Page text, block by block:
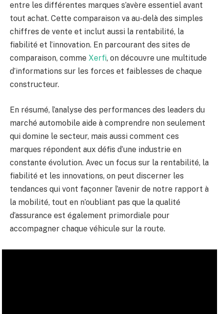
entre les différentes marques s’avère essentiel avant
tout achat. Cette comparaison va au-delà des simples
chiffres de vente et inclut aussi la rentabilité, la
fiabilité et l’innovation. En parcourant des sites de
comparaison, comme Xerfi, on découvre une multitude
d’informations sur les forces et faiblesses de chaque
constructeur.
En résumé, l’analyse des performances des leaders du
marché automobile aide à comprendre non seulement
qui domine le secteur, mais aussi comment ces
marques répondent aux défis d’une industrie en
constante évolution. Avec un focus sur la rentabilité, la
fiabilité et les innovations, on peut discerner les
tendances qui vont façonner l’avenir de notre rapport à
la mobilité, tout en n’oubliant pas que la qualité
d’assurance est également primordiale pour
accompagner chaque véhicule sur la route.